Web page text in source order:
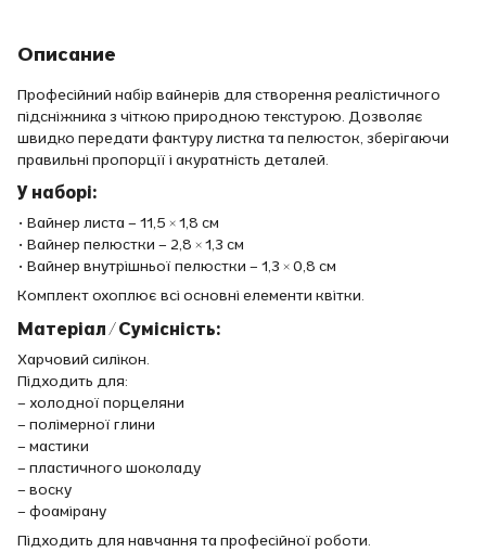
Описание
Професійний набір вайнерів для створення реалістичного
підсніжника з чіткою природною текстурою. Дозволяє
швидко передати фактуру листка та пелюсток, зберігаючи
правильні пропорції і акуратність деталей.
У наборі:
• Вайнер листа – 11,5 × 1,8 см
• Вайнер пелюстки – 2,8 × 1,3 см
• Вайнер внутрішньої пелюстки – 1,3 × 0,8 см
Комплект охоплює всі основні елементи квітки.
Матеріал / Сумісність:
Харчовий силікон.
Підходить для:
– холодної порцеляни
– полімерної глини
– мастики
– пластичного шоколаду
– воску
– фоамірану
Підходить для навчання та професійної роботи.